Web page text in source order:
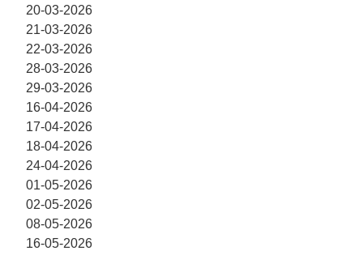
20-03-2026
21-03-2026
22-03-2026
28-03-2026
29-03-2026
16-04-2026
17-04-2026
18-04-2026
24-04-2026
01-05-2026
02-05-2026
08-05-2026
16-05-2026